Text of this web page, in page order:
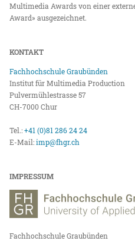
Multimedia Awards von einer
Award» ausgezeichnet.
KONTAKT
Fachhochschule Graubünden
Institut für Multimedia Production
Pulvermühlestrasse 57
CH-7000 Chur
Tel.:+41 (0)81 286 24 24
E-Mail:imp@fhgr.ch
IMPRESSUM
Fachhochschule Graubünden